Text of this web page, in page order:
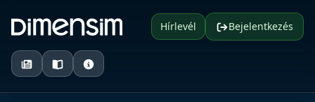
Hírlevél Bejelentkezés